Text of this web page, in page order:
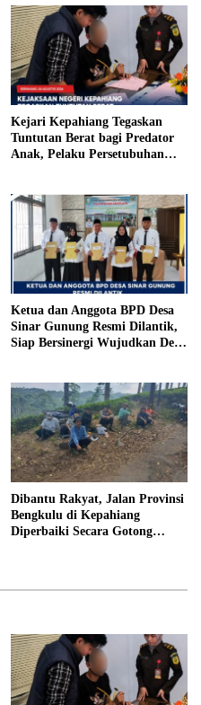
Kejari Kepahiang Tegaskan
Tuntutan Berat bagi Predator
Anak, Pelaku Persetubuhan
Penjara
Ketua dan Anggota BPD Desa
Sinar Gunung Resmi Dilantik,
Siap Bersinergi Wujudkan Desa
Dibantu Rakyat, Jalan Provinsi
Bengkulu di Kepahiang
Diperbaiki Secara Gotong